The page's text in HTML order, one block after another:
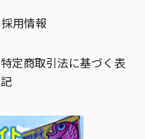
採用情報
特定商取引法に基づく表
記